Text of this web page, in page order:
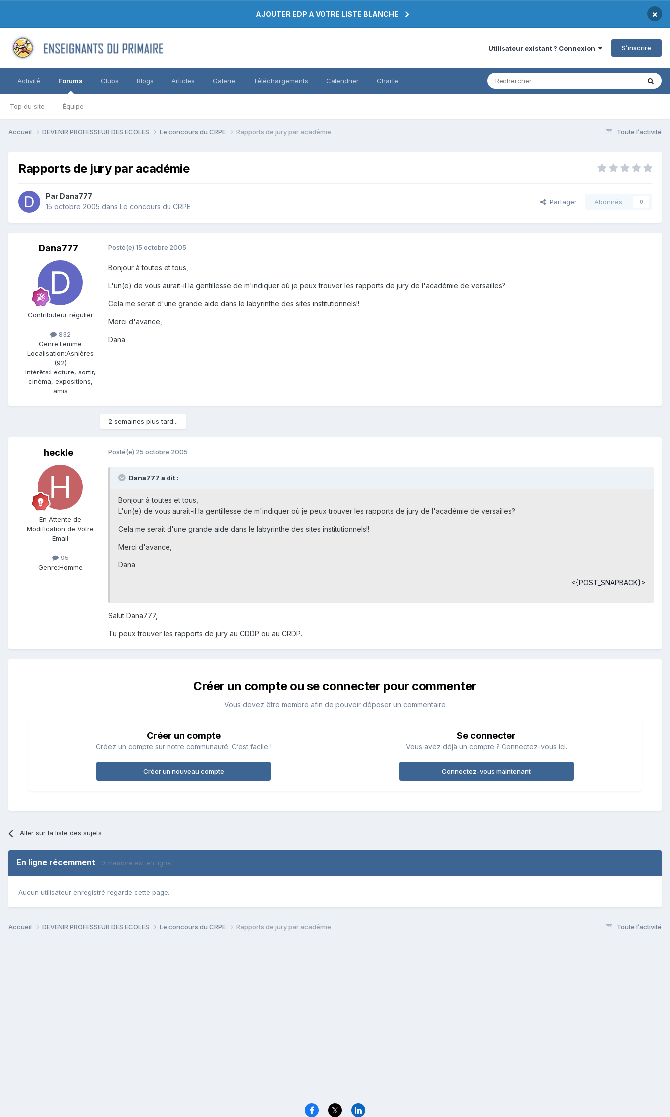
AJOUTER EDP A VOTRE LISTE BLANCHE ×
Utilisateur existant ? Connexion S’inscrire
Activité Forums
Top du site Équipe
Clubs Blogs Articles Galerie Téléchargements Calendrier Charte
Toute l’activité
Accueil DEVENIR PROFESSEUR DES ECOLES Le concours du CRPE Rapports de jury par académie
Rapports de jury par académie
Par Dana777
15 octobre 2005 dans Le concours du CRPE
Partager Abonnés 0
Dana777
Contributeur régulier
832
Genre:Femme
Localisation:Asnières
(92)
Intérêts:Lecture, sortir,
cinéma, expositions,
amis
Posté(e) 15 octobre 2005
Bonjour à toutes et tous,
L'un(e) de vous aurait-il la gentillesse de m'indiquer où je peux trouver les rapports de jury de l'académie de versailles?
Cela me serait d'une grande aide dans le labyrinthe des sites institutionnels!!
Merci d'avance,
Dana
2 semaines plus tard...
heckle
En Attente de
Modification de Votre
Email
95
Genre:Homme
Posté(e) 25 octobre 2005
Dana777 a dit :
Bonjour à toutes et tous,
L'un(e) de vous aurait-il la gentillesse de m'indiquer où je peux trouver les rapports de jury de l'académie de versailles?
Cela me serait d'une grande aide dans le labyrinthe des sites institutionnels!!
Merci d'avance,
Dana
<{POST_SNAPBACK}>
Salut Dana777,
Tu peux trouver les rapports de jury au CDDP ou au CRDP.
Créer un compte ou se connecter pour commenter
Vous devez être membre afin de pouvoir déposer un commentaire
Créer un compte
Créez un compte sur notre communauté. C’est facile !
Créer un nouveau compte
Se connecter
Vous avez déjà un compte ? Connectez-vous ici.
Connectez-vous maintenant
Aller sur la liste des sujets
En ligne récemment 0 membre est en ligne
Aucun utilisateur enregistré regarde cette page.
Toute l’activité
Accueil DEVENIR PROFESSEUR DES ECOLES Le concours du CRPE Rapports de jury par académie